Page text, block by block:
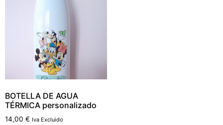
BOTELLA DE AGUA
TÉRMICA personalizado
14,00 € Iva Excluido